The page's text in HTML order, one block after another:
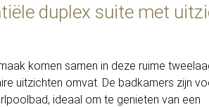
duplex suite met
komen samen in deze ruime
uitzichten omvat. De badkamers zijn
ideaal om te genieten van een